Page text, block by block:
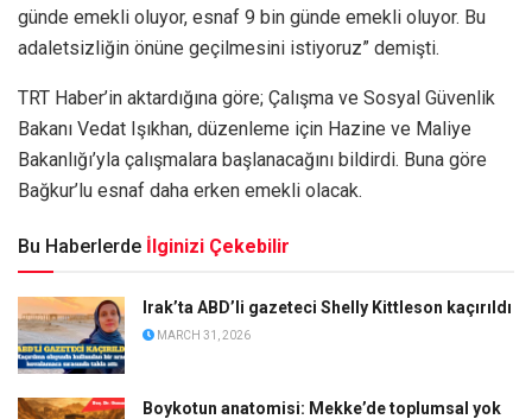
günde emekli oluyor, esnaf 9 bin günde emekli oluyor. Bu
adaletsizliğin önüne geçilmesini istiyoruz” demişti.
TRT Haber’in aktardığına göre; Çalışma ve Sosyal Güvenlik
Bakanı Vedat Işıkhan, düzenleme için Hazine ve Maliye
Bakanlığı’yla çalışmalara başlanacağını bildirdi. Buna göre
Bağkur’lu esnaf daha erken emekli olacak.
Bu Haberlerde İlginizi Çekebilir
Irak’ta ABD’li gazeteci Shelly Kittleson kaçırıldı
MARCH 31, 2026
Boykotun anatomisi: Mekke’de toplumsal yok